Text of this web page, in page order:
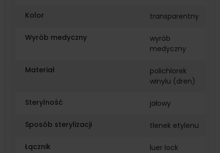
Kolor transparentny
Wyrób medyczny
wyrób
medyczny
Materiał
polichlorek
winylu (dren)
Sterylność jałowy
Sposób sterylizacji tlenek etylenu
Łącznik luer lock